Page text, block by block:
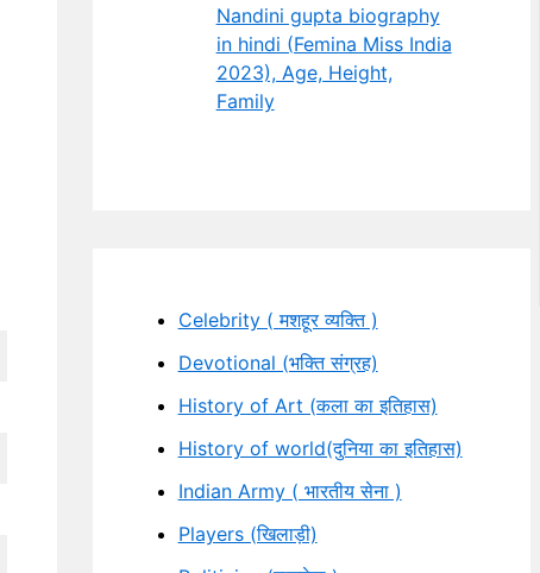
Nandini gupta biography
in hindi (Femina Miss India
2023), Age, Height,
Family
Celebrity ( मशहूर व्यक्ति )
Devotional (भक्ति संग्रह)
History of Art (कला का इतिहास)
History of world(दुनिया का इतिहास)
Indian Army ( भारतीय सेना )
Players (खिलाड़ी)